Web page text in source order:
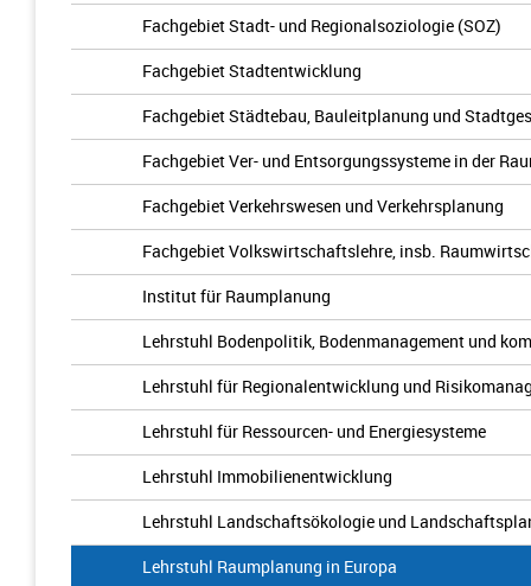
Fachgebiet Stadt- und Regionalsoziologie (SOZ)
Fachgebiet Stadtentwicklung
Fachgebiet Städtebau, Bauleitplanung und
Fachgebiet Ver- und Entsorgungssysteme in der
Fachgebiet Verkehrswesen und Verkehrsplanung
Fachgebiet Volkswirtschaftslehre, insb.
Institut für Raumplanung
Lehrstuhl Bodenpolitik, Bodenmanagement und
Lehrstuhl für Regionalentwicklung und
Lehrstuhl für Ressourcen- und Energiesysteme
Lehrstuhl Immobilienentwicklung
Lehrstuhl Landschaftsökologie und
Lehrstuhl Raumplanung in Europa